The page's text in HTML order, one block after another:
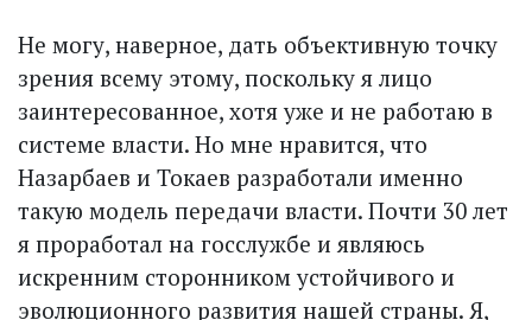
Не могу, наверное, дать объективную точку
зрения всему этому, поскольку я лицо
заинтересованное, хотя уже и не работаю в
системе власти. Но мне нравится, что
Назарбаев и Токаев разработали именно
такую модель передачи власти. Почти 30 лет
я проработал на госслужбе и являюсь
искренним сторонником устойчивого и
эволюционного развития нашей страны. Я,